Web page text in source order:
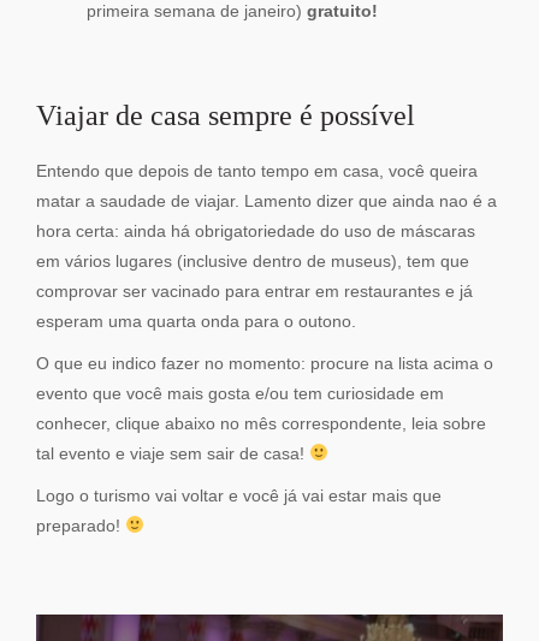
primeira semana de janeiro) gratuito!
Viajar de casa sempre é possível
Entendo que depois de tanto tempo em casa, você queira
matar a saudade de viajar. Lamento dizer que ainda nao é a
hora certa: ainda há obrigatoriedade do uso de máscaras
em vários lugares (inclusive dentro de museus), tem que
comprovar ser vacinado para entrar em restaurantes e já
esperam uma quarta onda para o outono.
O que eu indico fazer no momento: procure na lista acima o
evento que você mais gosta e/ou tem curiosidade em
conhecer, clique abaixo no mês correspondente, leia sobre
tal evento e viaje sem sair de casa!
Logo o turismo vai voltar e você já vai estar mais que
preparado!